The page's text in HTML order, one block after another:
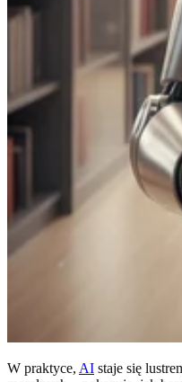
W praktyce, AI staje się